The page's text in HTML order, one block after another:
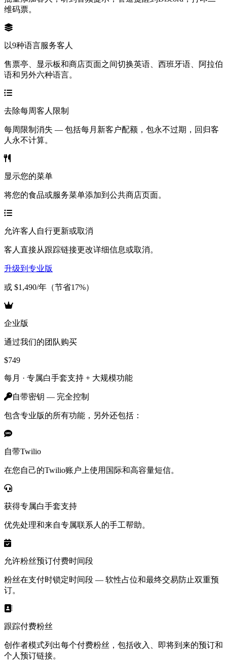
维码票。
以9种语言服务客人
售票亭、显示板和商店页面之间切换英语、西班牙语、阿拉伯
语和另外六种语言。
去除每周客人限制
每周限制消失 — 包括每月新客户配额，包永不过期，回归客
人永不计算。
显示您的菜单
将您的食品或服务菜单添加到公共商店页面。
允许客人自行更新或取消
客人直接从跟踪链接更改详细信息或取消。
升级到专业版
或 $1,490/年（节省17%）
企业版
通过我们的团队购买
$749
每月 · 专属白手套支持 + 大规模功能
自带密钥 — 完全控制
包含专业版的所有功能，另外还包括：
自带Twilio
在您自己的Twilio账户上使用国际和高容量短信。
获得专属白手套支持
优先处理和来自专属联系人的手工帮助。
允许粉丝预订付费时间段
粉丝在支付时锁定时间段 — 软性占位和最终交易防止双重预
订。
跟踪付费粉丝
创作者模式列出每个付费粉丝，包括收入、即将到来的预订和
个人预订链接。